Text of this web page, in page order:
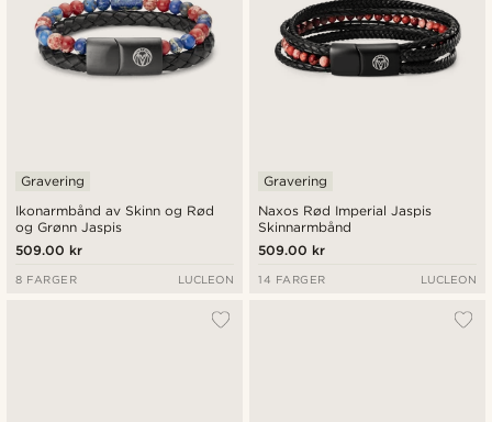
Ikonarmbånd av Skinn og Rød
og Grønn Jaspis
Gravering
509.00 kr
8 FARGER LUCLEON
Naxos Rød Imperial Jaspis
Skinnarmbånd
Gravering
509.00 kr
14 FARGER LUCLEON